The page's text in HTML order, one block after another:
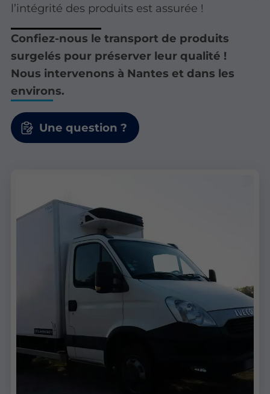
l’intégrité des produits est assurée !
Confiez-nous le transport de produits
surgelés pour préserver leur qualité !
Nous intervenons à Nantes et dans les
environs.
Une question ?